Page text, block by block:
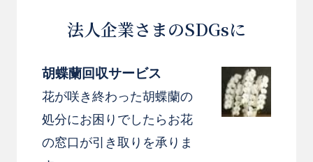
法人企業さまのSDGsに
胡蝶蘭回収サービス
花が咲き終わった胡蝶蘭の
処分にお困りでしたらお花
の窓口が引き取りを承りま